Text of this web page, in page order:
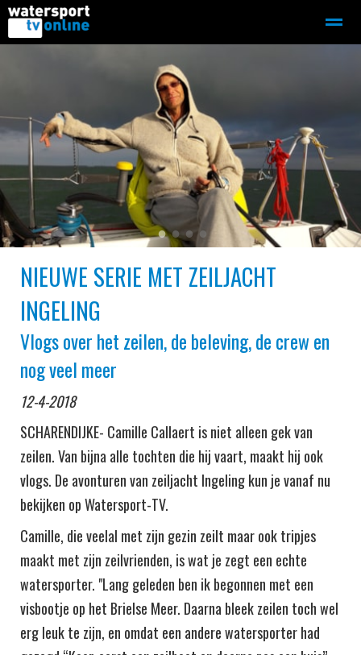
Adverteren
Home Contact Bellen
●●● ●
NIEUWE SERIE MET ZEILJACHT
INGELING
Vlogs over het zeilen, de beleving, de crew en
nog veel meer
12-4-2018
SCHARENDIJKE- Camille Callaert is niet alleen gek van
zeilen. Van bijna alle tochten die hij vaart, maakt hij ook
vlogs. De avonturen van zeiljacht Ingeling kun je vanaf nu
bekijken op Watersport-TV.
Camille, die veelal met zijn gezin zeilt maar ook tripjes
maakt met zijn zeilvrienden, is wat je zegt een echte
watersporter. "Lang geleden ben ik begonnen met een
visbootje op het Brielse Meer. Daarna bleek zeilen toch wel
erg leuk te zijn, en omdat een andere watersporter had